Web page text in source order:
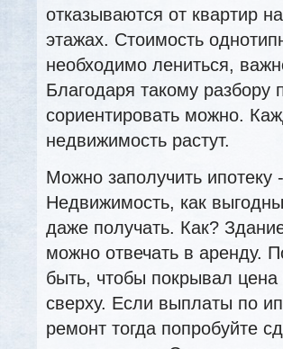
отказываются от квартир
этажах. Стоимость
необходимо лениться,
Благодаря такому разбору
сориентировать можно.
недвижимость растут.
Можно заполучить
Недвижимость, как
даже получать. Как?
можно отвечать в аренду.
быть, чтобы покрывал
сверху. Если выплаты по
ремонт тогда попробуйте